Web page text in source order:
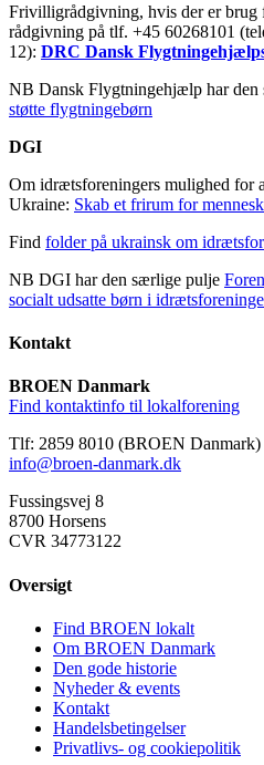
Frivilligrådgivning, hvis der er
rådgivning på tlf. +45 60268101
12): DRC Dansk
NB Dansk Flygtningehjælp har den
støtte flygtningebørn
DGI
Om idrætsforeningers mulighed for
Ukraine: Skab et frirum for
Find folder på ukrainsk om
NB DGI har den særlige pulje
socialt udsatte børn i
Kontakt
BROEN Danmark
Find kontaktinfo til lokalforening
Tlf: 2859 8010 (BROEN Danmark)
info@broen-danmark.dk
Fussingsvej 8
8700 Horsens
CVR 34773122
Oversigt
Find BROEN lokalt
Om BROEN Danmark
Den gode historie
Nyheder & events
Kontakt
Handelsbetingelser
Privatlivs- og cookiepolitik